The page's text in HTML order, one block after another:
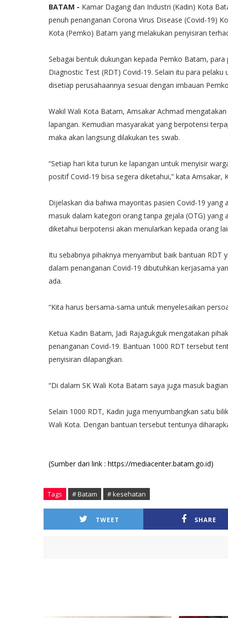
BATAM - Kamar Dagang dan Industri (Kadin) Kota
penuh penanganan Corona Virus Disease (Covid-19)
Kota (Pemko) Batam yang melakukan penyisiran
Sebagai bentuk dukungan kepada Pemko Batam,
Diagnostic Test (RDT) Covid-19. Selain itu para
disetiap perusahaannya sesuai dengan imbauan
Wakil Wali Kota Batam, Amsakar Achmad
lapangan. Kemudian masyarakat yang berpotensi
maka akan langsung dilakukan tes swab.
“Setiap hari kita turun ke lapangan untuk menyisir
positif Covid-19 bisa segera diketahui,” kata Amsakar,
Dijelaskan dia bahwa mayoritas pasien Covid-19
masuk dalam kategori orang tanpa gejala (OTG) yang
diketahui berpotensi akan menularkan kepada orang
Itu sebabnya pihaknya menyambut baik bantuan
dalam penanganan Covid-19 dibutuhkan kerjasama
ada.
“Kita harus bersama-sama untuk menyelesaikan
Ketua Kadin Batam, Jadi Rajagukguk mengatakan
penanganan Covid-19. Bantuan 1000 RDT tersebut
penyisiran dilapangkan.
“Di dalam SK Wali Kota Batam saya juga masuk
Selain 1000 RDT, Kadin juga menyumbangkan satu
Wali Kota. Dengan bantuan tersebut tentunya
(Sumber dari link : https://mediacenter.batam.go.id)
Tags # Batam # kesehatan
TWEET SHARE